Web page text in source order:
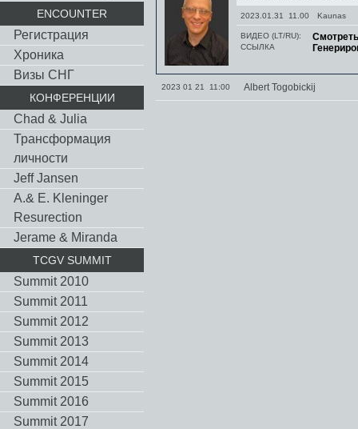
ENCOUNTER
Регистрация
Хроника
Визы СНГ
КОНФЕРЕНЦИИ
Chad & Julia
Трансформация
личности
Jeff Jansen
A.& E. Kleninger
Resurection
Jerame & Miranda
TCGV SUMMIT
Summit 2010
Summit 2011
Summit 2012
Summit 2013
Summit 2014
Summit 2015
Summit 2016
Summit 2017
2023.01.31 11.00 Kaunas
ВИДЕО (LT/RU): Смотреть
ССЫЛКА
2023 01 21 11:00 Albert Togobickij